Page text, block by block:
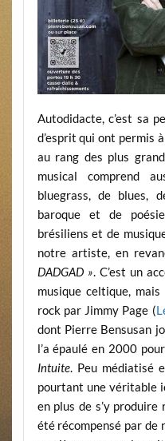
Autodidacte, c’est sa
d’esprit qui ont permis
au rang des plus
musical comprend
bluegrass, de blues,
baroque et de
brésiliens et de
notre artiste, en
DADGAD ». C’est un
musique celtique,
rock par Jimmy Page (
dont Pierre Bensusan
l’a épaulé en 2000
Intuite. Peu médiatisé
pourtant une véritable
en plus de s’y
été récompensé par de